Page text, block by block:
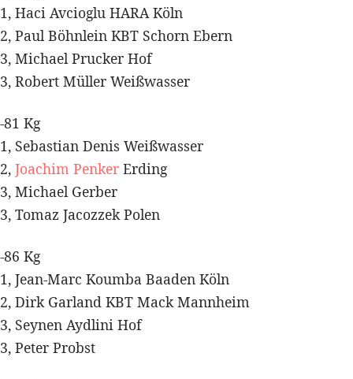
1, Haci Avcioglu HARA Köln
2, Paul Böhnlein KBT Schorn Ebern
3, Michael Prucker Hof
3, Robert Müller Weißwasser
-81 Kg
1, Sebastian Denis Weißwasser
2, Joachim Penker Erding
3, Michael Gerber
3, Tomaz Jacozzek Polen
-86 Kg
1, Jean-Marc Koumba Baaden Köln
2, Dirk Garland KBT Mack Mannheim
3, Seynen Aydlini Hof
3, Peter Probst